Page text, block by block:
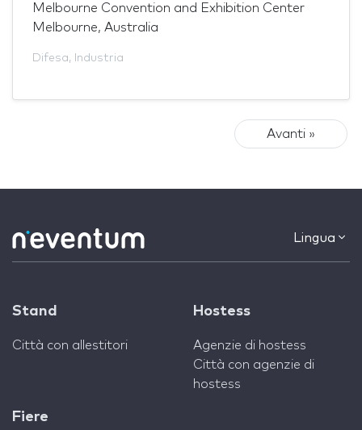
Melbourne Convention and Exhibition Center
Melbourne, Australia
Difesa, Industria
Avanti »
Lingua
Stand
Città con allestitori
Hostess
Agenzie di hostess
Città con agenzie di
hostess
Fiere